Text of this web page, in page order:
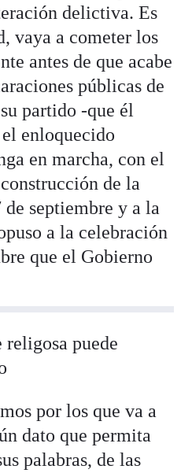
delictiva. Es
vaya a cometer los
antes de que acabe
públicas de
partido -que él
enloquecido
en marcha, con el
de la
septiembre y a la
a la celebración
que el Gobierno
puede
por los que va a
dato que permita
palabras, de las